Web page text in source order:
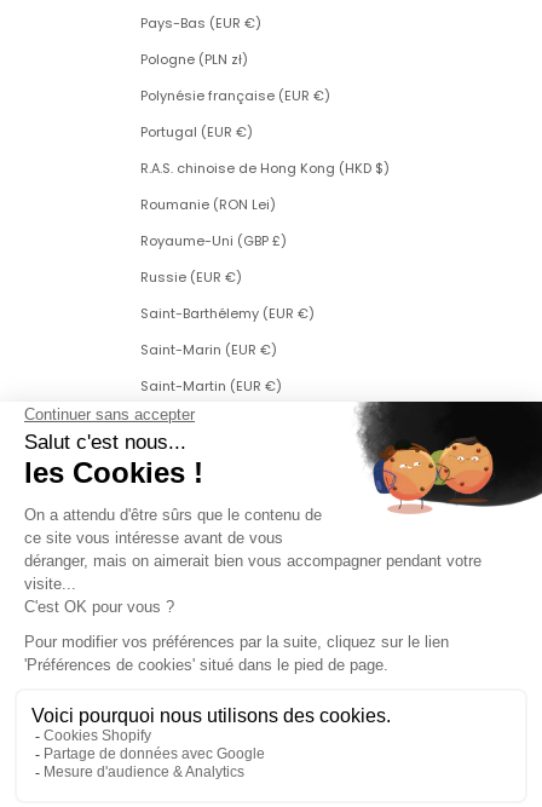
Pays-Bas (EUR €)
Pologne (PLN zł)
Polynésie française (EUR €)
Portugal (EUR €)
R.A.S. chinoise de Hong Kong (HKD $)
Roumanie (RON Lei)
Royaume-Uni (GBP £)
Russie (EUR €)
Saint-Barthélemy (EUR €)
Saint-Marin (EUR €)
Saint-Martin (EUR €)
Saint-Martin (partie néerlandaise) (ANG ƒ)
Saint-Pierre-et-Miquelon (EUR €)
Singapour (SGD $)
Slovaquie (EUR €)
Slovénie (EUR €)
Suède (SEK kr)
Suisse (CHF CHF)
Svalbard et Jan Mayen (EUR €)
Tchéquie (CZK Kč)
Turquie (EUR €)